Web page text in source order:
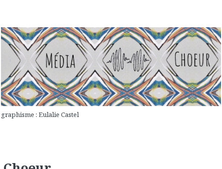
graphisme : Eulalie Castel